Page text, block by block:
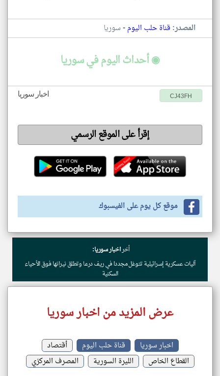
المصدر: قناة حلب اليوم-سوريا
◉ أحداث اليوم في سوريا
اخبار سوريا CJ43FH
إقرأ على الموقع الرسمي
موقع كل يوم على الفيسبوك
أخراخبار سوريا:
آليات عسكرية إسرائيلية تتوغل مجددا في ريف درعا وتطلق نيرانها فوق الأحياء
السكنية
عرض المزيد من اخبار سوريا
اخبار سوريا قناة حلب اليوم
أقتصاد
القطاع الخاص
الليرة السورية المصرف المركزي